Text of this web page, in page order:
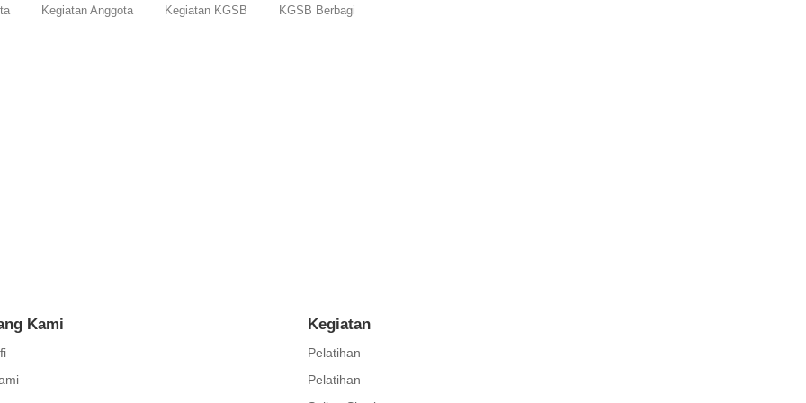
Kegiatan Anggota Kegiatan KGSB KGSB Berbagi
Kami Kegiatan
Pelatihan
Pelatihan